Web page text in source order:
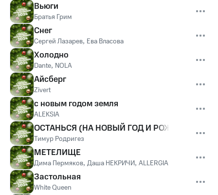
Вьюги
Братья Грим
Снег
Сергей Лазарев, Ева Власова
Холодно
Dante, NOLA
Айсберг
Zivert
с новым годом земля
ALEKSIA
ОСТАНЬСЯ (НА НОВЫЙ ГОД И РОЖДЕСТВО)
Тимур Родригез
МЕТЕЛИЩЕ
Дима Пермяков, Даша НЕКРИЧИ, ALLERGIA
Застольная
White Queen